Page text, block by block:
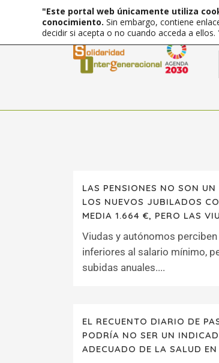
LAS PENSIONES NO SON
LOS NUEVOS JUBILADOS
MEDIA 1.664 €, PERO LAS
Viudas y autónomos
inferiores al salario mínimo,
subidas anuales....
EL RECUENTO DIARIO DE
PODRÍA NO SER UN
ADECUADO DE LA SALUD EN
"Este portal web únicamente utiliza
conocimiento. Sin embargo, contiene
decidir si acepta o no cuando acceda a ellos.